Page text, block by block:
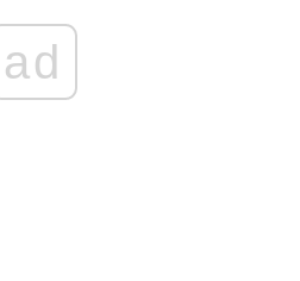
ad